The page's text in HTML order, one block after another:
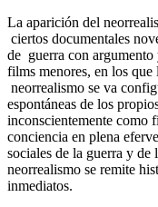
La aparición del
ciertos documentales
de guerra con
films menores, en los
neorrealismo se va
espontáneas de los
inconscientemente como
conciencia en plena
sociales de la guerra y
neorrealismo se remite
inmediatos.